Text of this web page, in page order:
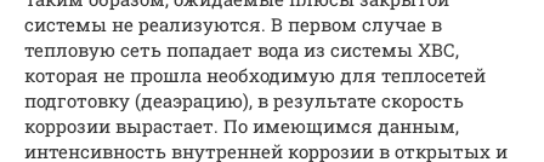
системы не реализуются. В первом случае в
тепловую сеть попадает вода из системы ХВС,
которая не прошла необходимую для теплосетей
подготовку (деаэрацию), в результате скорость
коррозии вырастает. По имеющимся данным,
интенсивность внутренней коррозии в открытых и